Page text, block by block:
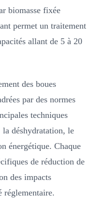
biomasse fixée
permet un traitement
allant de 5 à 20
des boues
par des normes
techniques
déshydratation, le
énergétique. Chaque
de réduction de
des impacts
réglementaire.